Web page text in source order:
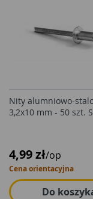
Nity alumniowo-
3,2x10 mm - 50 szt.
4,99 zł/op
Cena orientacyjna
Do